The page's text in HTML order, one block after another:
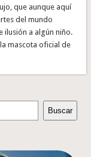
que aunque aquí
del mundo
ilusión a algún niño.
mascota oficial de
Buscar